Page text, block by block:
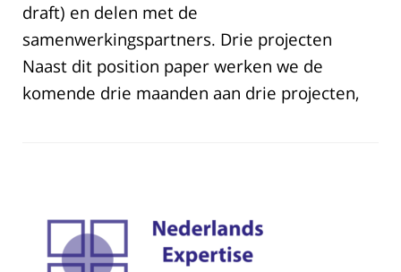
draft) en delen met de
samenwerkingspartners. Drie projecten
Naast dit position paper werken we de
komende drie maanden aan drie projecten,